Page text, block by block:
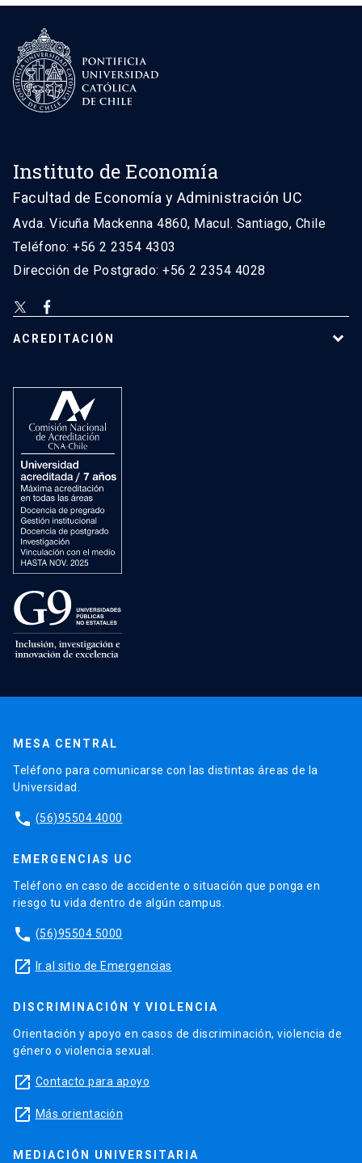
Instituto de Economía
Facultad de Economía y Administración UC
Avda. Vicuña Mackenna 4860, Macul. Santiago, Chile
Teléfono: +56 2 2354 4303
Dirección de Postgrado: +56 2 2354 4028
ACREDITACIÓN
MESA CENTRAL
Teléfono para comunicarse con las distintas áreas de la
Universidad.
phone (56)95504 4000
EMERGENCIAS UC
Teléfono en caso de accidente o situación que ponga en
riesgo tu vida dentro de algún campus.
phone (56)95504 5000
launch Ir al sitio de Emergencias
DISCRIMINACIÓN Y VIOLENCIA
Orientación y apoyo en casos de discriminación, violencia de
género o violencia sexual.
launch Contacto para apoyo
launch Más orientación
MEDIACIÓN UNIVERSITARIA